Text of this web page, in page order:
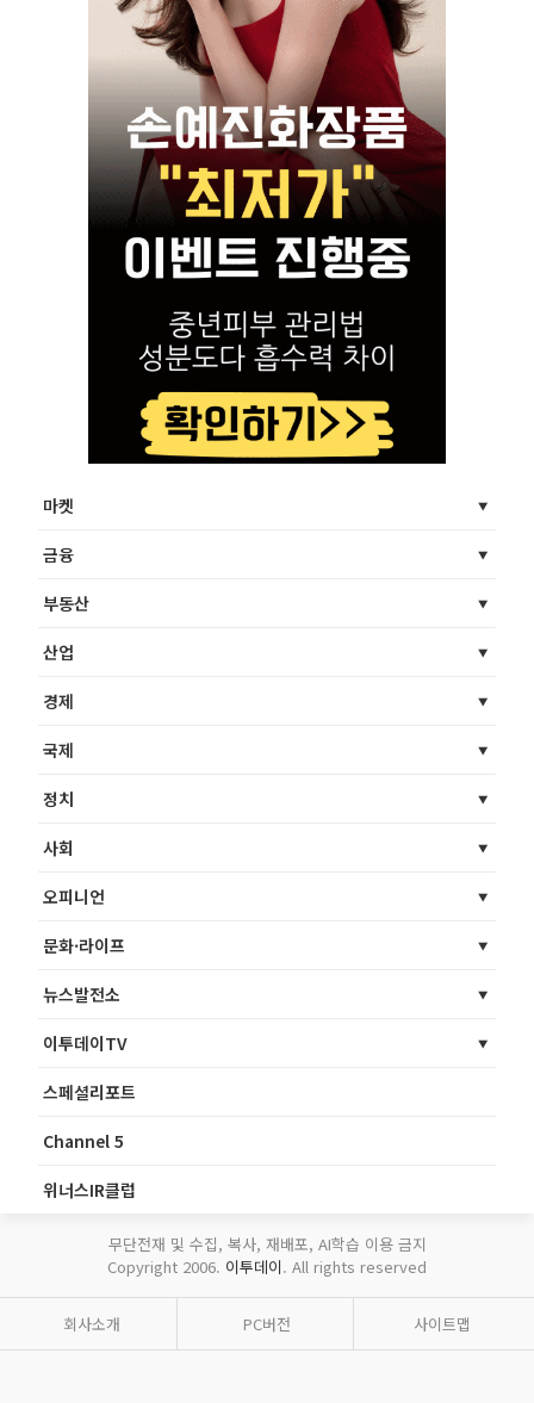
마켓
금융
부동산
산업
경제
국제
정치
사회
오피니언
문화·라이프
뉴스발전소
이투데이TV
스페셜리포트
Channel 5
위너스IR클럽
무단전재 및 수집, 복사, 재배포, AI학습 이용 금지
Copyright 2006. 이투데이. All rights reserved
회사소개 PC버전 사이트맵